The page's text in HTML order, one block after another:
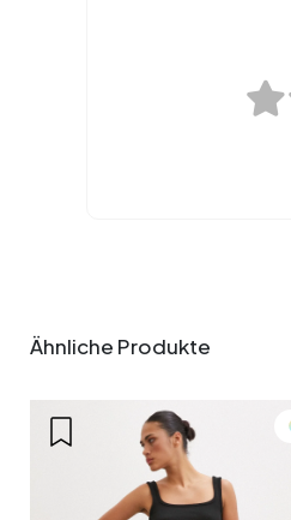
Ähnliche Produkte